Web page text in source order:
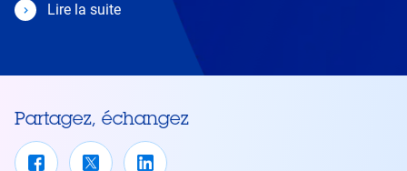
Lire la suite
Partagez, échangez